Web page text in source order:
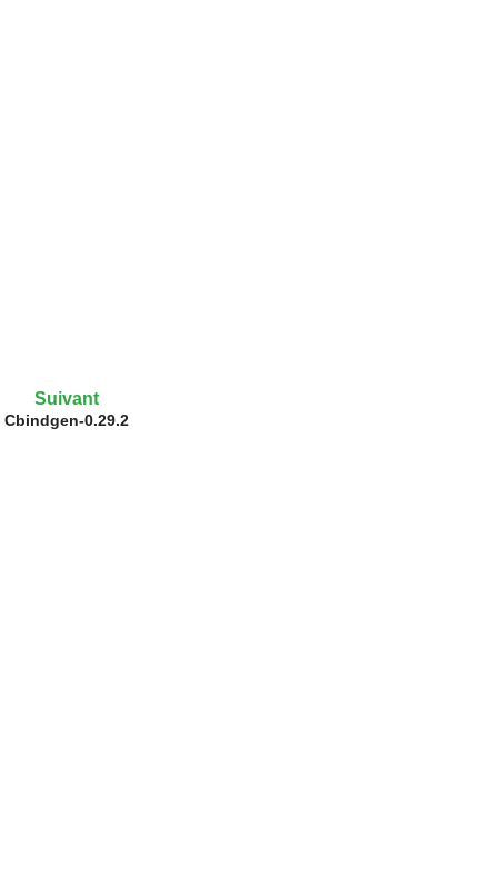
Suivant
Cbindgen-0.29.2